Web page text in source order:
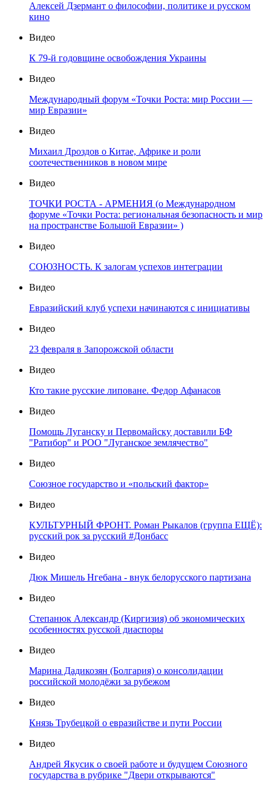
Алексей Дзермант о философии, политике и русском
кино
Видео
К 79-й годовщине освобождения Украины
Видео
Международный форум «Точки Роста: мир России —
мир Евразии»
Видео
Михаил Дроздов о Китае, Африке и роли
соотечественников в новом мире
Видео
ТОЧКИ РОСТА - АРМЕНИЯ (о Международном
форуме «Точки Роста: региональная безопасность и мир
на пространстве Большой Евразии» )
Видео
СОЮЗНОСТЬ. К залогам успехов интеграции
Видео
Евразийский клуб успехи начинаются с инициативы
Видео
23 февраля в Запорожской области
Видео
Кто такие русские липоване. Федор Афанасов
Видео
Помощь Луганску и Первомайску доставили БФ
"Ратибор" и РОО "Луганское землячество"
Видео
Союзное государство и «польский фактор»
Видео
КУЛЬТУРНЫЙ ФРОНТ. Роман Рыкалов (группа ЕЩЁ):
русский рок за русский #Донбасс
Видео
Дюк Мишель Нгебана - внук белорусского партизана
Видео
Степанюк Александр (Киргизия) об экономических
особенностях русской диаспоры
Видео
Марина Дадикозян (Болгария) о консолидации
российской молодёжи за рубежом
Видео
Князь Трубецкой о евразийстве и пути России
Видео
Андрей Якусик о своей работе и будущем Союзного
государства в рубрике "Двери открываются"